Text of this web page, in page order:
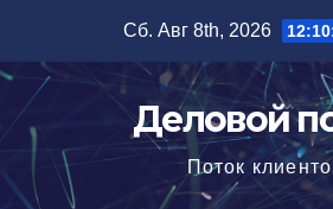
содержимому
Сб. Авг 8th, 2026
Деловой
Поток